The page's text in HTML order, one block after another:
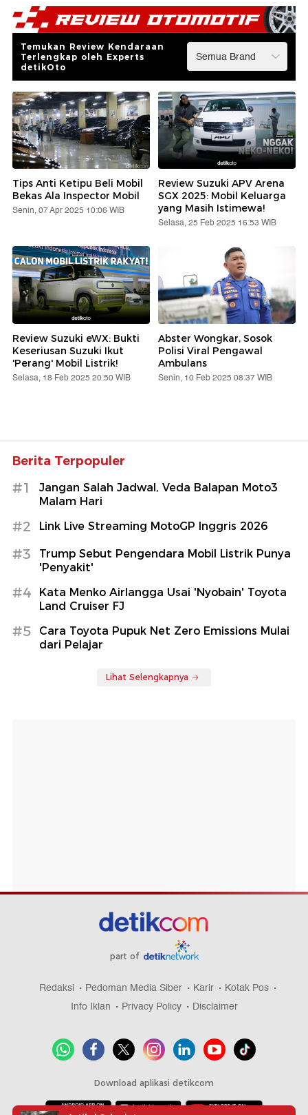
Temukan Review Kendaraan
Terlengkap oleh Experts
detikOto
Tips Anti Ketipu Beli Mobil
Bekas Ala Inspector Mobil
Senin, 07 Apr 2025 10:06 WIB
Review Suzuki APV Arena
SGX 2025: Mobil Keluarga
yang Masih Istimewa!
Selasa, 25 Feb 2025 16:53 WIB
Review Suzuki eWX: Bukti
Keseriusan Suzuki Ikut
'Perang' Mobil Listrik!
Selasa, 18 Feb 2025 20:50 WIB
Abster Wongkar, Sosok
Polisi Viral Pengawal
Ambulans
Senin, 10 Feb 2025 08:37 WIB
Berita Terpopuler
#1
Jangan Salah Jadwal, Veda Balapan Moto3
Malam Hari
#2 Link Live Streaming MotoGP Inggris 2026
#3
Trump Sebut Pengendara Mobil Listrik Punya
'Penyakit'
#4
Kata Menko Airlangga Usai 'Nyobain' Toyota
Land Cruiser FJ
#5
Cara Toyota Pupuk Net Zero Emissions Mulai
dari Pelajar
Lihat Selengkapnya
part of
Redaksi Pedoman Media Siber Karir
Kotak Pos
Info Iklan
Privacy Policy Disclaimer
Download aplikasi detikcom